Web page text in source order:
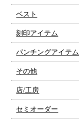
ベスト
刻印アイテム
パンチングアイテム
その他
店/工房
セミオーダー